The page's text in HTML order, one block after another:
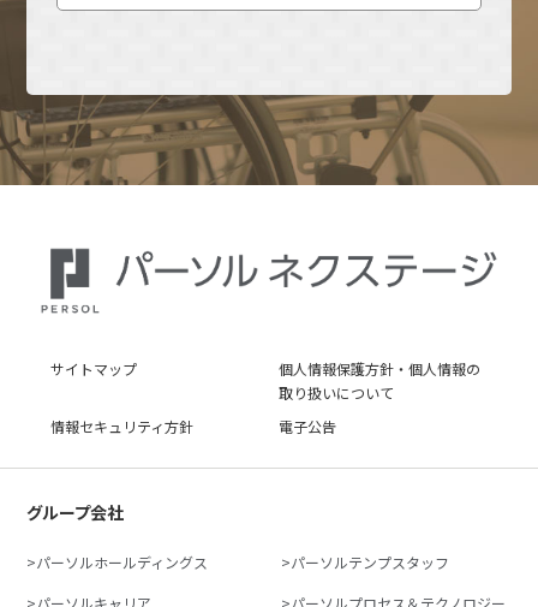
サイトマップ
個人情報保護方針・個人情報の
取り扱いについて
情報セキュリティ方針
電子公告
グループ会社
パーソルホールディングス
パーソルテンプスタッフ
パーソルキャリア
パーソルプロセス＆テクノロジー